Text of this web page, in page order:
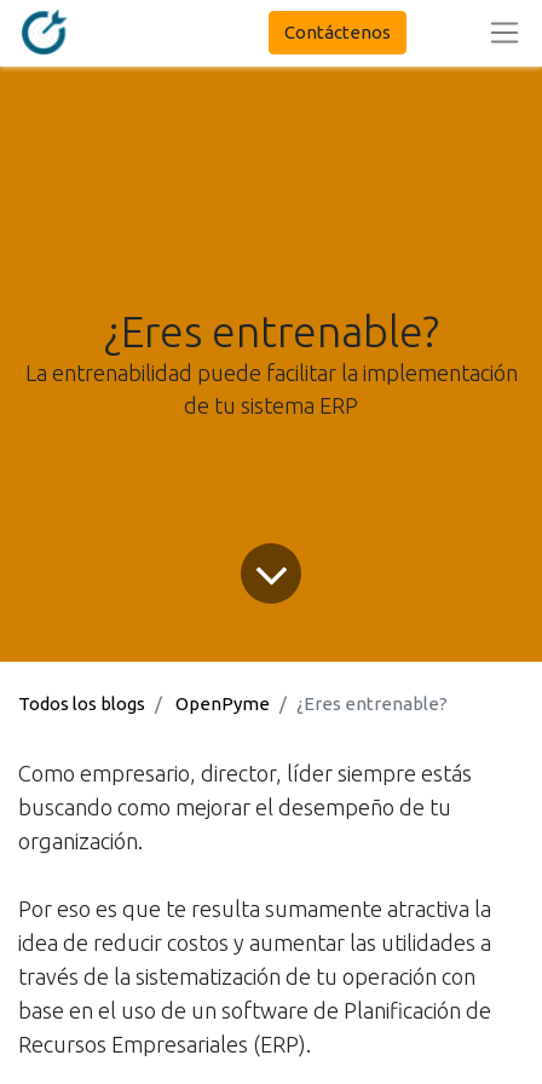
Contáctenos
¿Eres entrenable?
La entrenabilidad puede facilitar la implementación
de tu sistema ERP
Todos los blogs OpenPyme ¿Eres entrenable?
Como empresario, director, líder siempre estás
buscando como mejorar el desempeño de tu
organización.
Por eso es que te resulta sumamente atractiva la
idea de reducir costos y aumentar las utilidades a
través de la sistematización de tu operación con
base en el uso de un software de Planificación de
Recursos Empresariales (ERP).